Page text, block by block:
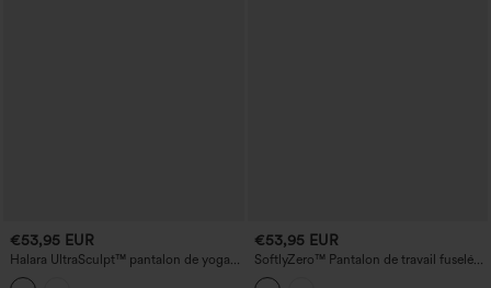
€53,95 EUR
Halara UltraSculpt™ pantalon de yoga
taille haute à maintien abdominal,
€53,95 EUR
SoftlyZero™ Pantalon de travail fuselé
ceinturé, taille extra-haute, doublure